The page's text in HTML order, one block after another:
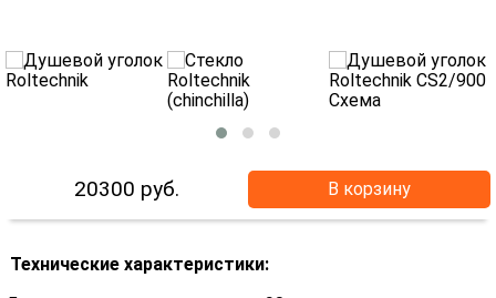
20300 руб. В корзину
Технические характеристики: